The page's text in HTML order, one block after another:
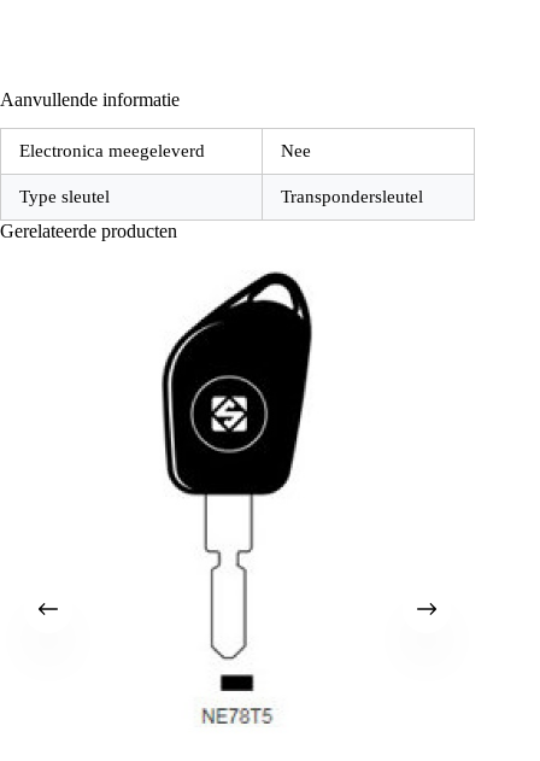
Aanvullende informatie
Electronica meegeleverd Nee
Type sleutel Transpondersleutel
Gerelateerde producten